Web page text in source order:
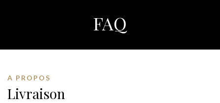
FAQ
A PROPOS
Livraison